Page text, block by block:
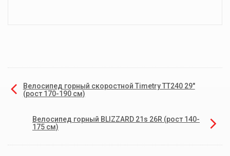
Велосипед горный скоростной Timetry TT240 29"
(рост 170-190 см)
Велосипед горный BLIZZARD 21s 26R (рост 140-
175 см)